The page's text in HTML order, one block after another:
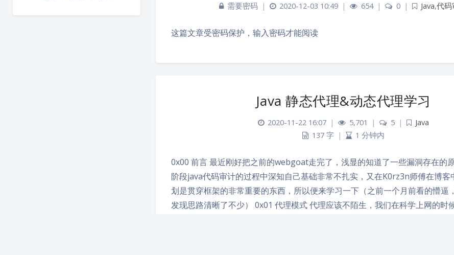
需要密码 | 2020-12-03 10:49 | 654 | 0 | Java,代码
这篇文章受密码保护，输入密码才能阅读
Java 静态代理&动态代理学习
2020-11-22 16:07 | 5,701 | 5 |
Java
137 字
| 1 分钟内
0x00 前言 最近刚好把之前的webgoat走完了，浅显的知道了一些漏洞存在的
阶段java代码审计的过程中深知自己基础非常不扎实，又在K0rz3n师傅在博客
划是贯穿框架的非常重要的东西，所以便来学习一下（之前一个月前看的懵逼
发现思路清晰了不少） 0x01 代理模式 代理应该不陌生，我们在科学上网的时